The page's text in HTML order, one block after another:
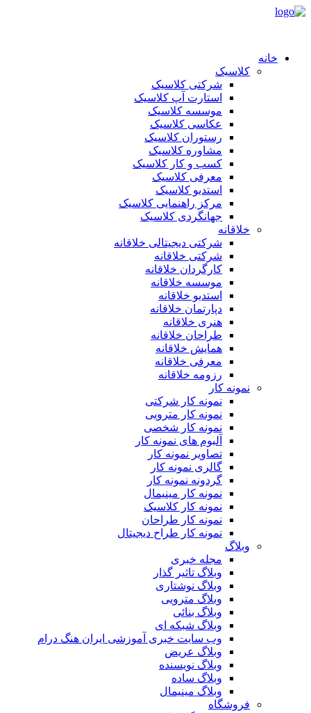
خانه
کلاسیک
شرکتی کلاسیک
استارت آپ کلاسیک
موسسه کلاسیک
عکاسی کلاسیک
رستوران کلاسیک
مشاوره کلاسیک
کسب و کار کلاسیک
معرفی کلاسیک
استدیو کلاسیک
مرکز راهنمایی کلاسیک
جهانگردی کلاسیک
خلاقانه
شرکتی دیجیتالی خلاقانه
شرکتی خلاقانه
کارگردان خلاقانه
موسسه خلاقانه
استدیو خلاقانه
دپارتمان خلاقانه
هنری خلاقانه
طراحان خلاقانه
همایش خلاقانه
معرفی خلاقانه
رزومه خلاقانه
نمونه کار
نمونه کار شرکتی
نمونه کار مترویی
نمونه کار شخصی
آلبوم های نمونه کار
تصاویر نمونه کار
گالری نمونه کار
گردونه نمونه کار
نمونه کار مینیمال
نمونه کار کلاسیک
نمونه کار طراحان
نمونه کار طراح دیجیتال
وبلاگ
مجله خبری
وبلاگ تاثیر گذار
وبلاگ نوشتاری
وبلاگ مترویی
وبلاگ بنائی
وبلاگ شبکه ای
وب سایت خبری آموزشی ایران هنگ درام
وبلاگ عریض
وبلاگ نویسنده
وبلاگ ساده
وبلاگ مینیمال
فروشگاه